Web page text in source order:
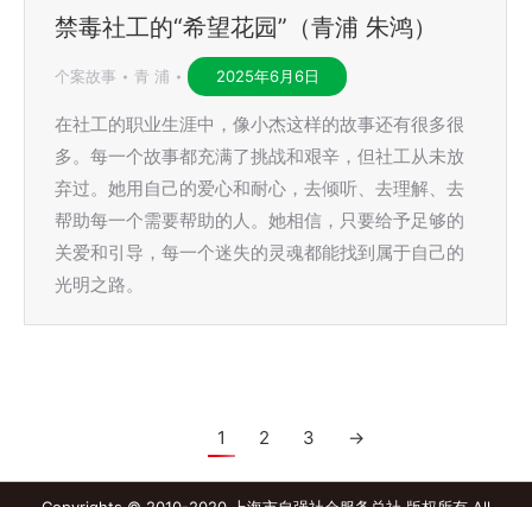
禁毒社工的“希望花园”（青浦 朱鸿）
个案故事 青 浦 2025年6月6日
在社工的职业生涯中，像小杰这样的故事还有很多很
多。每一个故事都充满了挑战和艰辛，但社工从未放
弃过。她用自己的爱心和耐心，去倾听、去理解、去
帮助每一个需要帮助的人。她相信，只要给予足够的
关爱和引导，每一个迷失的灵魂都能找到属于自己的
光明之路。
1 2 3 →